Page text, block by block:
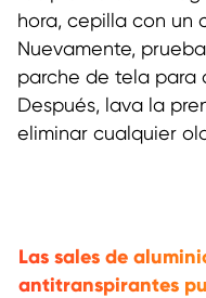
hora, cepilla con un
Nuevamente,
parche de tela para
Después, lava la
eliminar cualquier
Las sales de
antitranspirantes